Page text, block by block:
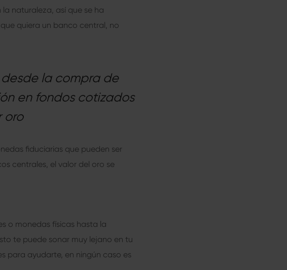
naturaleza, así que se ha
quiera un banco central, no
desde la compra de
en fondos cotizados
oro
fiduciarias que pueden ser
centrales, el valor del oro se
o monedas físicas hasta la
te puede sonar muy lejano en tu
para ayudarte, en ningún caso es